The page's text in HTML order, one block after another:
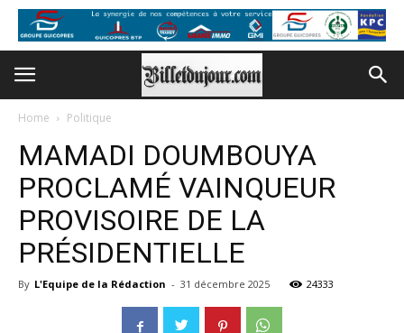
Home Politique
MAMADI DOUMBOUYA
PROCLAMÉ VAINQUEUR
PROVISOIRE DE LA
PRÉSIDENTIELLE
By L'Equipe de la Rédaction - 31 décembre 2025 24333